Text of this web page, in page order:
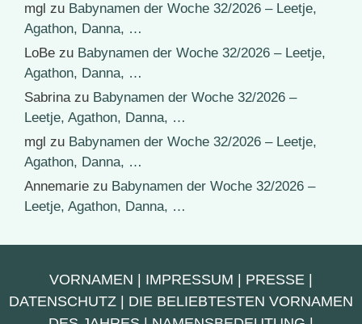
mgl zu Babynamen der Woche 32/2026 – Leetje,
Agathon, Danna, …
LoBe zu Babynamen der Woche 32/2026 – Leetje,
Agathon, Danna, …
Sabrinazu Babynamen der Woche 32/2026 –
Leetje, Agathon, Danna, …
mgl zu Babynamen der Woche 32/2026 – Leetje,
Agathon, Danna, …
Annemarie zu Babynamen der Woche 32/2026 –
Leetje, Agathon, Danna, …
VORNAMEN IMPRESSUM PRESSE
DATENSCHUTZ
DIE BELIEBTESTEN VORNAMEN